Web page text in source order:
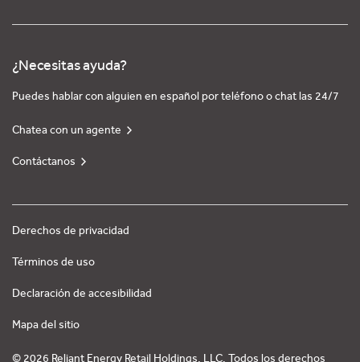
¿Necesitas ayuda?
Puedes hablar con alguien en español por teléfono o chat las 24/7
Chatea con un agente
Contáctanos
Derechos de privacidad
Términos de uso
Declaración de accesibilidad
Mapa del sitio
© 2026 Reliant Energy Retail Holdings, LLC. Todos los derechos